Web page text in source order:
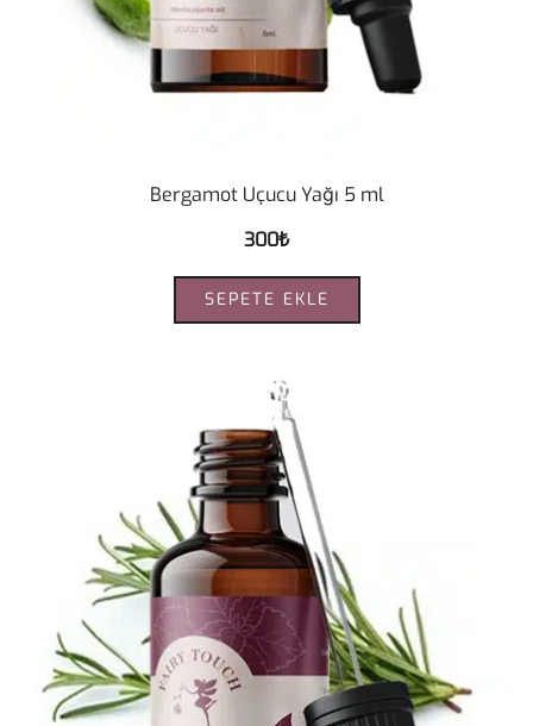
Bergamot Uçucu Yağı 5 ml
300₺
SEPETE EKLE